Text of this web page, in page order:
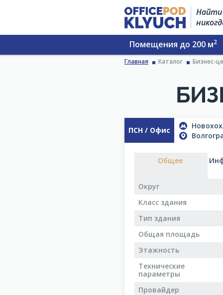
Найти
Помещения до 200 м2
Главная Каталог Бизнес-
ПСН / Офис
Общее
Округ
Класс здания
Тип здания
Общая площадь
Этажность
Технические
параметры
Провайдер